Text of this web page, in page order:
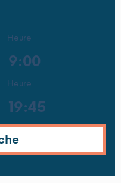
Heure
Heure